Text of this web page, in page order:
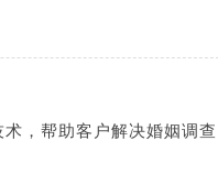
，帮助客户解决婚姻调